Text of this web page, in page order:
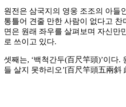
원전은 삼국지의 영웅 조조의 아들
통틀어 견줄 만한 사람이 없다고
면은 원래 좌우를 살펴보며 자신만
로 쓰이고 있다.
셋째는, ‘백척간두(百尺竿頭)’이다
들 살지 못하리오’[百尺竿頭五兩